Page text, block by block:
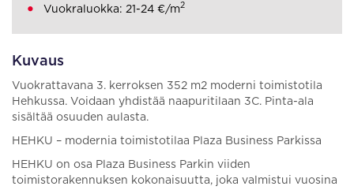
Kuvaus
Vuokrattavana 3. kerroksen 352 m2 moderni toimistotila
Hehkussa. Voidaan yhdistää naapuritilaan 3C. Pinta-ala
sisältää osuuden aulasta.
HEHKU – modernia toimistotilaa Plaza Business Parkissa
HEHKU on osa Plaza Business Parkin viiden
toimistorakennuksen kokonaisuutta, joka valmistui vuosina
Vuokraluokka: 21-24 €/m2